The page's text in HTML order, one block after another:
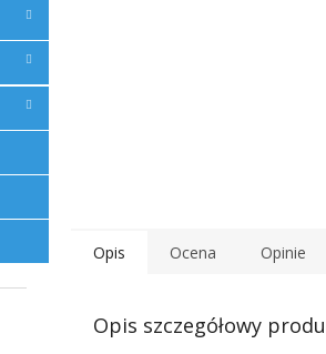
Opis Ocena Opinie
Opis szczegółowy